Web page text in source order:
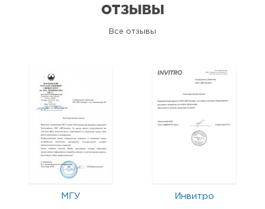
ОТЗЫВЫ
Все отзывы
МГУ Инвитро